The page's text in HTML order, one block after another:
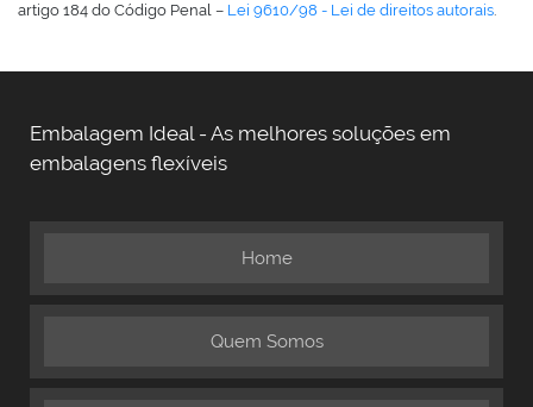
artigo 184 do Código Penal – Lei 9610/98 - Lei de direitos autorais.
Embalagem Ideal - As melhores soluções em
embalagens flexíveis
Home
Quem Somos